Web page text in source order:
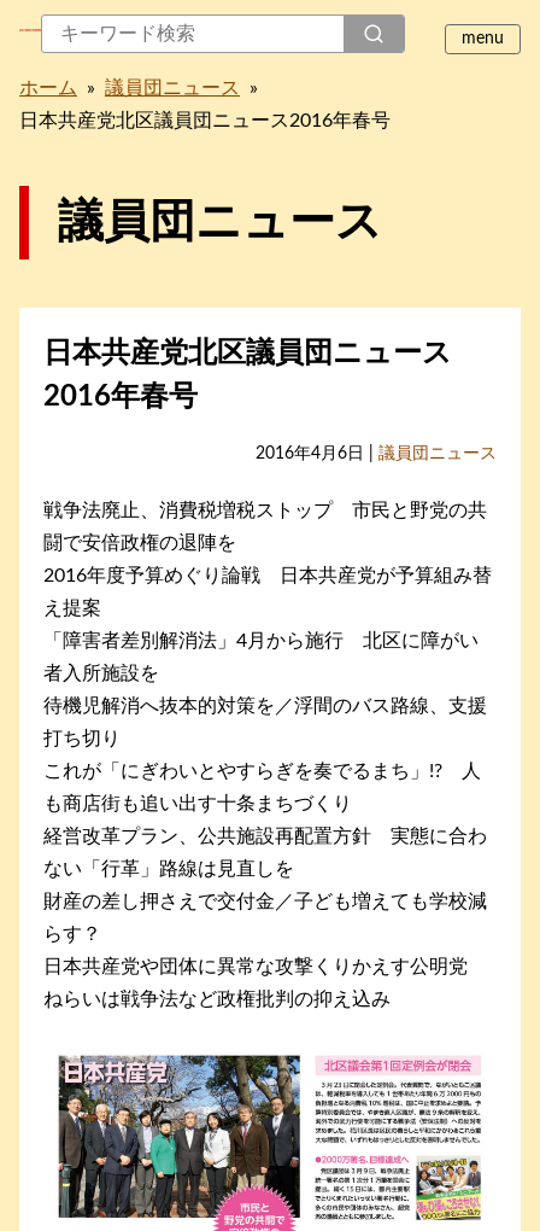
ホーム » 議員団ニュース
»
日本共産党北区議員団ニュース2016年春号
議員団ニュース
日本共産党北区議員団ニュース
2016年春号
2016年4月6日 | 議員団ニュース
戦争法廃止、消費税増税ストップ 市民と野党の共
闘で安倍政権の退陣を
2016年度予算めぐり論戦 日本共産党が予算組み替
え提案
「障害者差別解消法」4月から施行 北区に障がい
者入所施設を
待機児解消へ抜本的対策を／浮間のバス路線、支援
打ち切り
これが「にぎわいとやすらぎを奏でるまち」!? 人
も商店街も追い出す十条まちづくり
経営改革プラン、公共施設再配置方針 実態に合わ
ない「行革」路線は見直しを
財産の差し押さえで交付金／子ども増えても学校減
らす？
日本共産党や団体に異常な攻撃くりかえす公明党
ねらいは戦争法など政権批判の抑え込み